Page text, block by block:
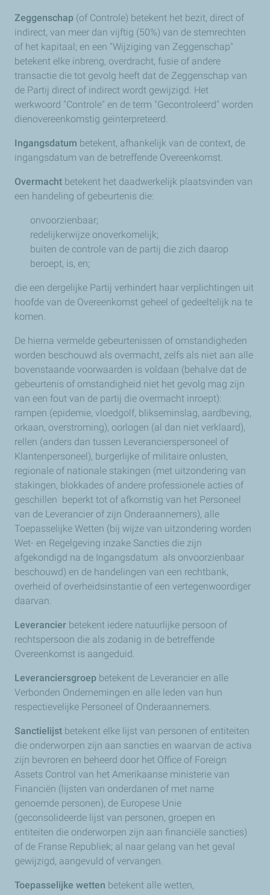
Zeggenschap (of Controle) betekent het bezit, direct of
indirect, van meer dan vijftig (50%) van de stemrechten
of het kapitaal; en een "Wijziging van Zeggenschap"
betekent elke inbreng, overdracht, fusie of andere
transactie die tot gevolg heeft dat de Zeggenschap van
de Partij direct of indirect wordt gewijzigd. Het
werkwoord "Controle" en de term "Gecontroleerd" worden
dienovereenkomstig geïnterpreteerd.
Ingangsdatum betekent, afhankelijk van de context, de
ingangsdatum van de betreffende Overeenkomst.
Overmacht betekent het daadwerkelijk plaatsvinden van
een handeling of gebeurtenis die:
onvoorzienbaar;
redelijkerwijze onoverkomelijk;
buiten de controle van de partij die zich daarop
beroept, is, en;
die een dergelijke Partij verhindert haar verplichtingen uit
hoofde van de Overeenkomst geheel of gedeeltelijk na te
komen.
De hierna vermelde gebeurtenissen of omstandigheden
worden beschouwd als overmacht, zelfs als niet aan alle
bovenstaande voorwaarden is voldaan (behalve dat de
gebeurtenis of omstandigheid niet het gevolg mag zijn
van een fout van de partij die overmacht inroept):
rampen (epidemie, vloedgolf, blikseminslag, aardbeving,
orkaan, overstroming), oorlogen (al dan niet verklaard),
rellen (anders dan tussen Leverancierspersoneel of
Klantenpersoneel), burgerlijke of militaire onlusten,
regionale of nationale stakingen (met uitzondering van
stakingen, blokkades of andere professionele acties of
geschillen beperkt tot of afkomstig van het Personeel
van de Leverancier of zijn Onderaannemers), alle
Toepasselijke Wetten (bij wijze van uitzondering worden
Wet- en Regelgeving inzake Sancties die zijn
afgekondigd na de Ingangsdatum als onvoorzienbaar
beschouwd) en de handelingen van een rechtbank,
overheid of overheidsinstantie of een vertegenwoordiger
daarvan.
Leverancier betekent iedere natuurlijke persoon of
rechtspersoon die als zodanig in de betreffende
Overeenkomst is aangeduid.
Leveranciersgroep betekent de Leverancier en alle
Verbonden Ondernemingen en alle leden van hun
respectievelijke Personeel of Onderaannemers.
Sanctielijst betekent elke lijst van personen of entiteiten
die onderworpen zijn aan sancties en waarvan de activa
zijn bevroren en beheerd door het Office of Foreign
Assets Control van het Amerikaanse ministerie van
Financiën (lijsten van onderdanen of met name
genoemde personen), de Europese Unie
(geconsolideerde lijst van personen, groepen en
entiteiten die onderworpen zijn aan financiële sancties)
of de Franse Republiek; al naar gelang van het geval
gewijzigd, aangevuld of vervangen.
Toepasselijke wetten betekent alle wetten,